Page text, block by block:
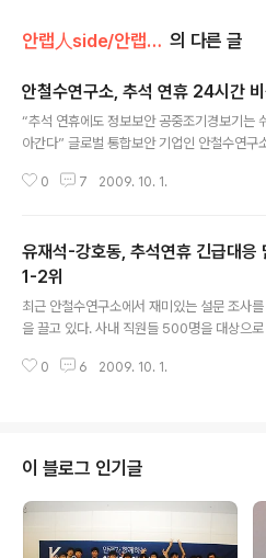
안랩人side/안랩컬처 의 다른 글
안철수연구소, 추석 연휴 24시간
“추석 연휴에도 정보보안 공중조기경보기는
아간다” 글로벌 통합보안 기업인 안철수연구
나 바이러스 등으로 인한 피해를 예방하고 안
침해사고대응센터(CERT)의 악성코드 모니
연구원과 침해 사고 대응 전문가 30여 명이 상
다. 또한 상황의 심각성에 따라 단계별로 대
연휴 기간에 보안 사고가 발생하더라도 신속한
제공할 예정이다. 연휴 기간에 신종 악성코드
가짜 백신 등이 발견되면 사용자는 안철수연구
0 7 2009. 10. 1.
유재석-강호동, 추석연휴 긴급대응
1-2위
최근 안철수연구소에서 재미있는 설문 조사
을 끌고 있다. 사내 직원들 500명을 대상으로
서 '품절남' 유재석이 1위에 뽑히는 영예를 안
민MC가 어울린다' 등 많은 의견이 나와 그의
케 했다. 작년 유재석과 연예 대상을 겨뤘던 강
한 차이로 2위를 차지했다. '무릎이 닿기도 전
극복해 나갈 것 같다' 는 답변이 있었다. 이외
0 6 2009. 10. 1.
이 블로그 인기글